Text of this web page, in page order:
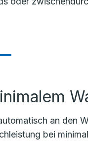
an den
bei